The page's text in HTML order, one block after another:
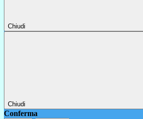
Chiudi
Chiudi
Conferma